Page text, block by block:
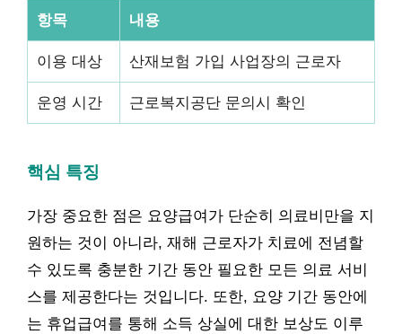
항목 내용
이용 대상 산재보험 가입 사업장의 근로자
운영 시간 근로복지공단 문의시 확인
핵심 특징
가장 중요한 점은 요양급여가 단순히 의료비만을 지
원하는 것이 아니라, 재해 근로자가 치료에 전념할
수 있도록 충분한 기간 동안 필요한 모든 의료 서비
스를 제공한다는 것입니다. 또한, 요양 기간 동안에
는 휴업급여를 통해 소득 상실에 대한 보상도 이루